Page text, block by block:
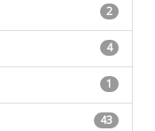
2
4
1
43